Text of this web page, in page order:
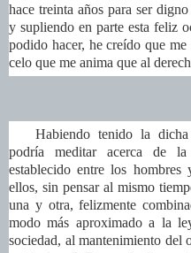
hace treinta años para ser
y supliendo en parte esta feliz
podido hacer, he creído que
celo que me anima que al
Habiendo tenido la
podría meditar acerca de
establecido entre los
ellos, sin pensar al mismo
una y otra, felizmente
modo más aproximado a la
sociedad, al mantenimiento